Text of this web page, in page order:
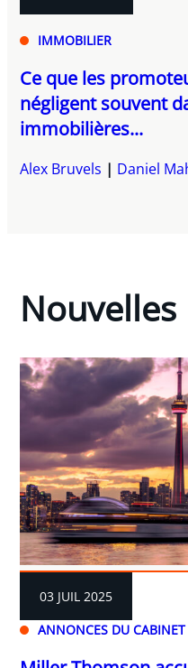
IMMOBILIER
Ce que les
négligent souvent
immobilières...
Alex Bruvels Daniel
Nouvelles
ANNONCES DU CABINET
03 JUIL 2025